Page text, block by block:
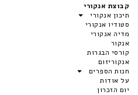
קבוצת אנקורי
תיכון אנקורי
סטודיו אנקורי
מדיה אנקורי
אנקור
קורסי הבגרות
אנקוריזום
חנות הספרים
על אודות
יום הזכרון